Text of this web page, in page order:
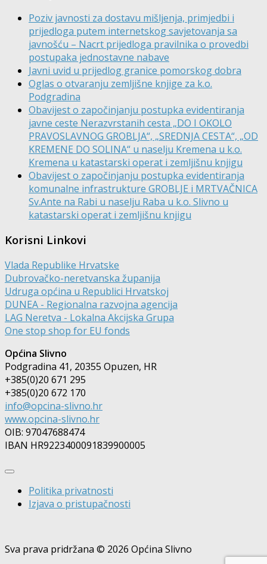
Poziv javnosti za dostavu mišljenja, primjedbi i
prijedloga putem internetskog savjetovanja sa
javnošću – Nacrt prijedloga pravilnika o provedbi
postupaka jednostavne nabave
Javni uvid u prijedlog granice pomorskog dobra
Oglas o otvaranju zemljišne knjige za k.o.
Podgradina
Obavijest o započinjanju postupka evidentiranja
javne ceste Nerazvrstanih cesta „DO I OKOLO
PRAVOSLAVNOG GROBLJA“, „SREDNJA CESTA“, „OD
KREMENE DO SOLINA“ u naselju Kremena u k.o.
Kremena u katastarski operat i zemljišnu knjigu
Obavijest o započinjanju postupka evidentiranja
komunalne infrastrukture GROBLJE i MRTVAČNICA
Sv.Ante na Rabi u naselju Raba u k.o. Slivno u
katastarski operat i zemljišnu knjigu
Korisni Linkovi
Vlada Republike Hrvatske
Dubrovačko-neretvanska županija
Udruga općina u Republici Hrvatskoj
DUNEA - Regionalna razvojna agencija
LAG Neretva - Lokalna Akcijska Grupa
One stop shop for EU fonds
Općina Slivno
Podgradina 41, 20355 Opuzen, HR
+385(0)20 671 295
+385(0)20 672 170
info@opcina-slivno.hr
www.opcina-slivno.hr
OIB: 97047688474
IBAN HR9223400091839900005
Politika privatnosti
Izjava o pristupačnosti
Sva prava pridržana © 2026 Općina Slivno